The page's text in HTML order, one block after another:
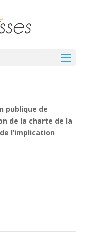
publique de
de la charte de la
l’implication